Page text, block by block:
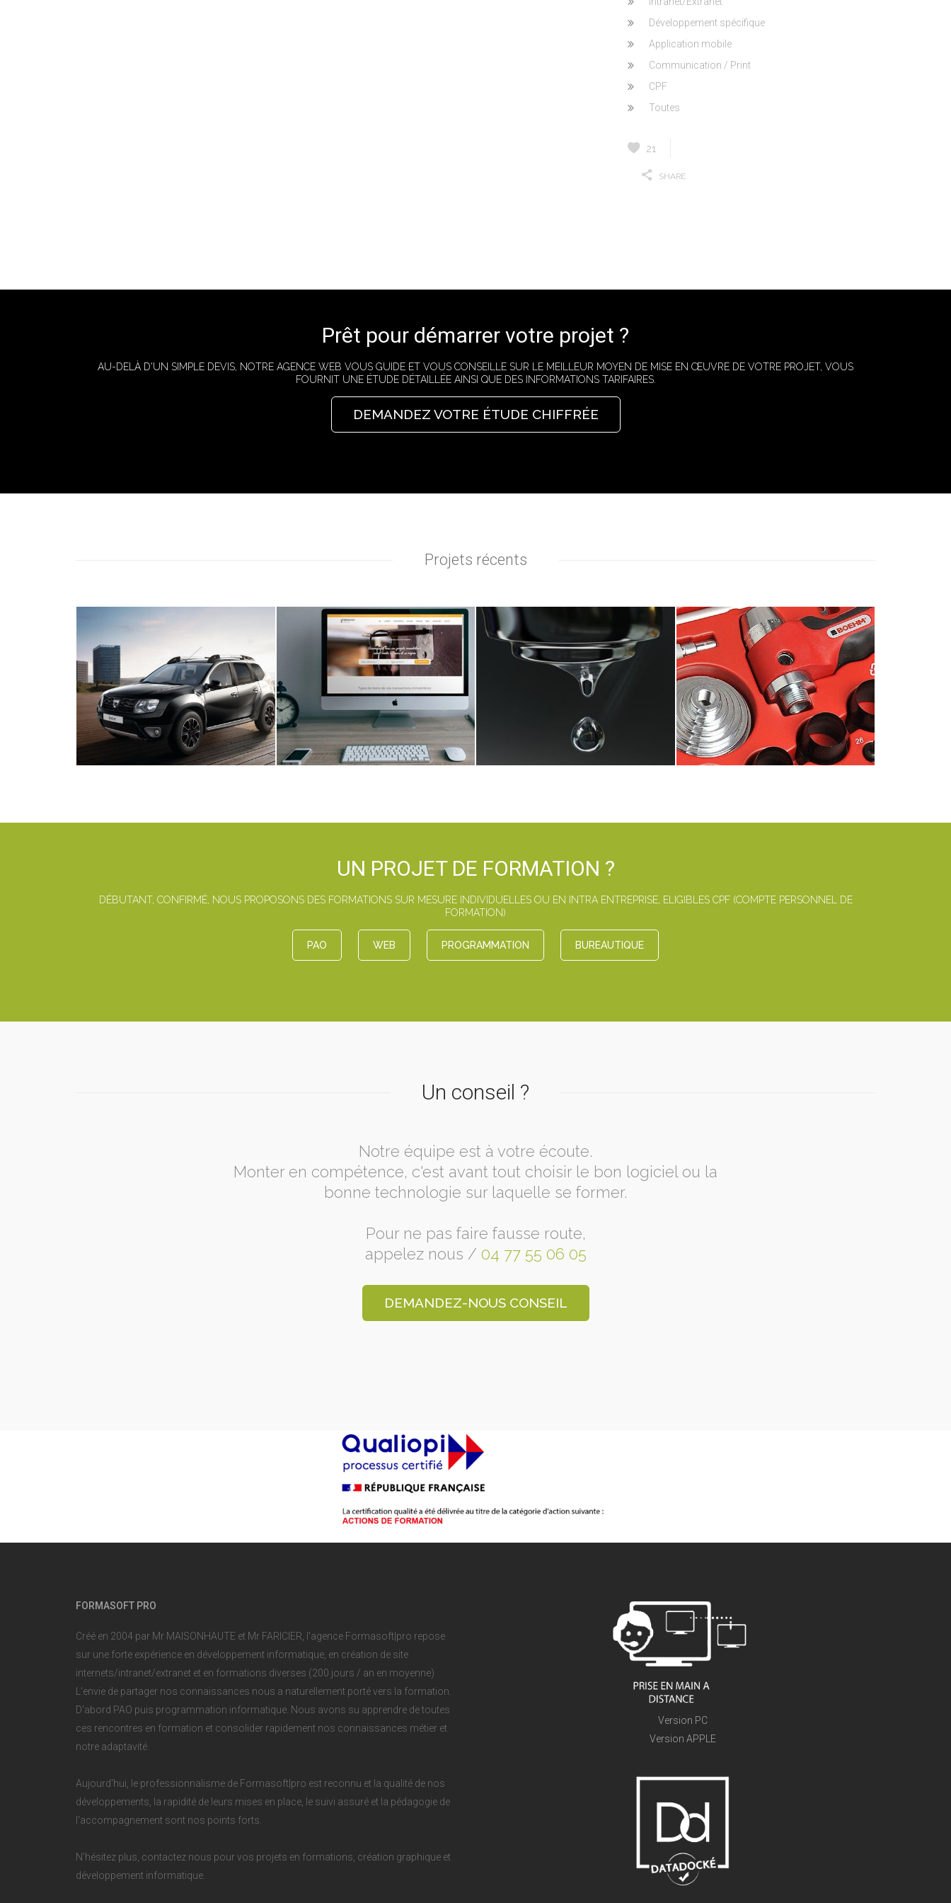
Développement spécifique
Application mobile
Communication / Print
CPF
Toutes
21
SHARE
Prêt pour démarrer votre projet ?
AU-DELÀ D'UN SIMPLE DEVIS, NOTRE AGENCE WEB VOUS GUIDE ET VOUS CONSEILLE SUR LE MEILLEUR MOYEN DE MISE EN ŒUVRE DE VOTRE PROJET, VOUS
FOURNIT UNE ÉTUDE DÉTAILLÉE AINSI QUE DES INFORMATIONS TARIFAIRES.
DEMANDEZ VOTRE ÉTUDE CHIFFRÉE
Projets récents
UN PROJET DE FORMATION ?
DÉBUTANT, CONFIRMÉ, NOUS PROPOSONS DES FORMATIONS SUR MESURE INDIVIDUELLES OU EN INTRA ENTREPRISE, ELIGIBLES CPF (COMPTE PERSONNEL DE
FORMATION)
PAO WEB PROGRAMMATION BUREAUTIQUE
Un conseil ?
Notre équipe est à votre écoute.
Monter en compétence, c'est avant tout choisir le bon logiciel ou la
bonne technologie sur laquelle se former.
Pour ne pas faire fausse route,
appelez nous / 04 77 55 06 05
DEMANDEZ-NOUS CONSEIL
FORMASOFT PRO
Créé en 2004 par Mr MAISONHAUTE et Mr FARICIER, l'agence Formasoft|pro repose
sur une forte expérience en développement informatique, en création de site
internets/intranet/extranet et en formations diverses (200 jours / an en moyenne)
L'envie de partager nos connaissances nous a naturellement porté vers la formation.
D'abord PAO puis programmation informatique. Nous avons su apprendre de toutes
ces rencontres en formation et consolider rapidement nos connaissances métier et
notre adaptavité.
Aujourd'hui, le professionnalisme de Formasoft|pro est reconnu et la qualité de nos
développements, la rapidité de leurs mises en place, le suivi assuré et la pédagogie de
l'accompagnement sont nos points forts.
N'hésitez plus, contactez nous pour vos projets en formations, création graphique et
développement informatique.
Version PC
Version APPLE